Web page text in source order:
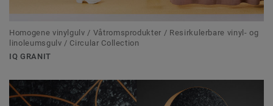
Homogene vinylgulv / Våtromsprodukter / Resirkulerbare vinyl- og
linoleumsgulv / Circular Collection
IQ GRANIT